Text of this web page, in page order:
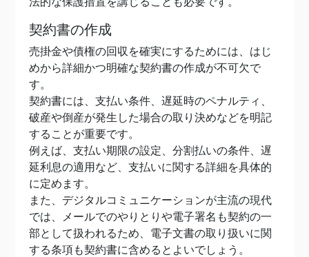
契約書の作成
売掛金や債権の回収を確実にするためには、はじ
めから詳細かつ明確な契約書の作成が不可欠で
す。
契約書には、支払い条件、遅延時のペナルティ、
破産や倒産が発生した場合の取り決めなどを明記
することが重要です。
例えば、支払い期限の設定、分割払いの条件、遅
延利息の適用など、支払いに関する詳細を具体的
に定めます。
また、デジタルコミュニケーションが主流の現代
では、メールでのやりとりや電子署名も契約の一
部として扱われるため、電子文書の取り扱いに関
する条項も契約書に含めるとよいでしょう。